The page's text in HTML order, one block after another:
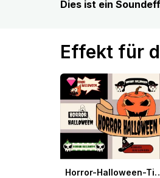
Dies ist ein
Effekt für
Horror-